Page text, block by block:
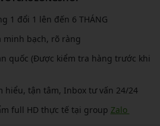
1 đổi 1 lên đến 6 THÁNG
minh bạch, rõ ràng
quốc (Được kiểm tra hàng trước khi
hiểu, tận tâm, Inbox tư vấn 24/24
full HD thực tế tại group Zalo